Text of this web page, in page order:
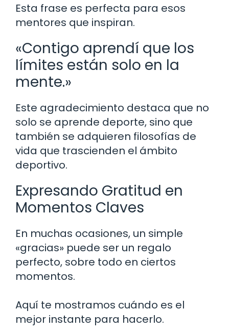
Esta frase es perfecta para esos
mentores que inspiran.
«Contigo aprendí que los
límites están solo en la
mente.»
Este agradecimiento destaca que no
solo se aprende deporte, sino que
también se adquieren filosofías de
vida que trascienden el ámbito
deportivo.
Expresando Gratitud en
Momentos Claves
En muchas ocasiones, un simple
«gracias» puede ser un regalo
perfecto, sobre todo en ciertos
momentos.
Aquí te mostramos cuándo es el
mejor instante para hacerlo.